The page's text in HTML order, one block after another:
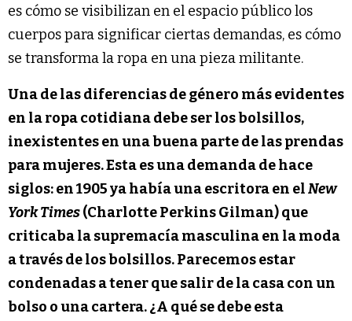
es cómo se visibilizan en el espacio público los
cuerpos para significar ciertas demandas, es cómo
se transforma la ropa en una pieza militante.
Una de las diferencias de género más evidentes
en la ropa cotidiana debe ser los bolsillos,
inexistentes en una buena parte de las prendas
para mujeres. Esta es una demanda de hace
siglos: en 1905 ya había una escritora en elNew
York Times(Charlotte Perkins Gilman) que
criticaba la supremacía masculina en la moda
a través de los bolsillos. Parecemos estar
condenadas a tener que salir de la casa con un
bolso o una cartera. ¿A qué se debe esta